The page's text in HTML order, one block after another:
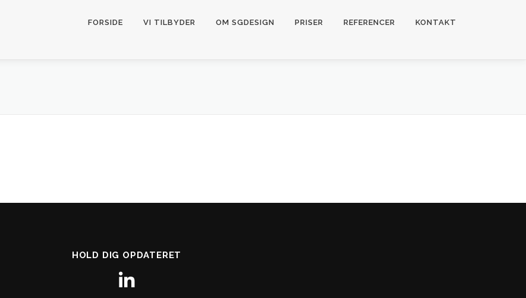
FORSIDE VI TILBYDER OM SGDESIGN PRISER REFERENCER KONTAKT
HOLD DIG OPDATERET